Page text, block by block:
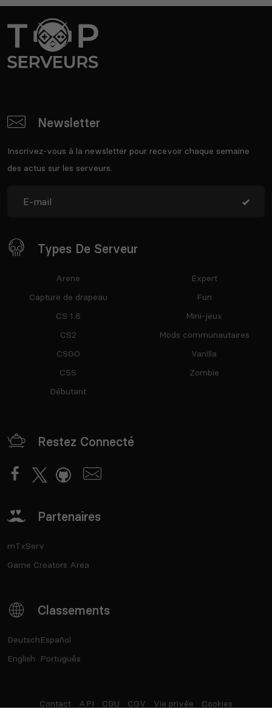
Newsletter
Inscrivez-vous à la newsletter pour recevoir chaque semaine
des actus sur les serveurs.
Types De Serveur
Arene
Capture de drapeau
CS 1.6
CS2
CSGO
CSS
Débutant
Expert
Fun
Mini-jeux
Mods communautaires
Vanilla
Zombie
Restez Connecté
Partenaires
mTxServ
Game Creators Area
Classements
Deutsch
English
Español
Português
Contact API CGU CGV Vie privée Cookies